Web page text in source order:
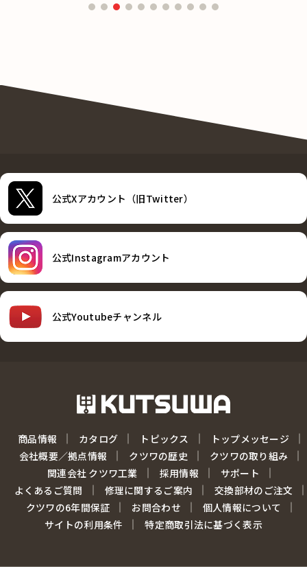
公式Xアカウント（旧Twitter）
公式Instagramアカウント
公式Youtubeチャンネル
商品情報 カタログ トピックス
トップメッセージ
会社概要／拠点情報
クツワの歴史
クツワの取り組み
関連会社 クツワ工業
採用情報
サポート
よくあるご質問
修理に関するご案内
交換部材のご注文
クツワの6年間保証
お問合わせ
個人情報について
サイトの利用条件
特定商取引法に基づく表示